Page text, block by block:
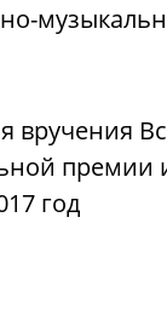
вручения
премии
год